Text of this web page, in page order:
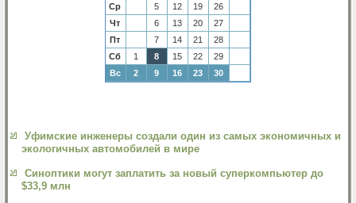
Ср
5 12 19
26
Чт
6 13 20
27
Пт
7 14 21
28
Сб
1 8 15 22
29
Вс
2 9 16 23 30
Уфимские инженеры создали один из самых экономичных и
экологичных автомобилей в мире
Синоптики могут заплатить за новый суперкомпьютер до
$33,9 млн